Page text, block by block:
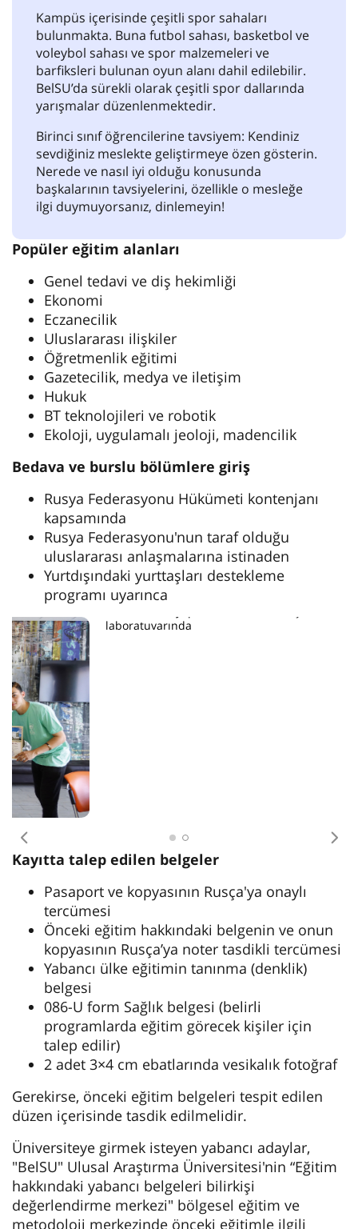
Kampüs içerisinde çeşitli spor sahaları
bulunmakta. Buna futbol sahası, basketbol ve
voleybol sahası ve spor malzemeleri ve
barfiksleri bulunan oyun alanı dahil edilebilir.
BelSU’da sürekli olarak çeşitli spor dallarında
yarışmalar düzenlenmektedir.
Birinci sınıf öğrencilerine tavsiyem: Kendiniz
sevdiğiniz meslekte geliştirmeye özen gösterin.
Nerede ve nasıl iyi olduğu konusunda
başkalarının tavsiyelerini, özellikle o mesleğe
ilgi duymuyorsanız, dinlemeyin!
Popüler eğitim alanları
Genel tedavi ve diş hekimliği
Ekonomi
Eczanecilik
Uluslararası ilişkiler
Öğretmenlik eğitimi
Gazetecilik, medya ve iletişim
Hukuk
BT teknolojileri ve robotik
Ekoloji, uygulamalı jeoloji, madencilik
Bedava ve burslu bölümlere giriş
Rusya Federasyonu Hükümeti kontenjanı
kapsamında
Rusya Federasyonu'nun taraf olduğu
uluslararası anlaşmalarına istinaden
Yurtdışındaki yurttaşları destekleme
programı uyarınca
Hacimli nanoyapılı malzemeleri araştırma
laboratuvarında
Bir önceki sayfaya git Bir
Kayıtta talep edilen belgeler
Pasaport ve kopyasının Rusça'ya onaylı
tercümesi
Önceki eğitim hakkındaki belgenin ve onun
kopyasının Rusça’ya noter tasdikli tercümesi
Yabancı ülke eğitimin tanınma (denklik)
belgesi
086-U form Sağlık belgesi (belirli
programlarda eğitim görecek kişiler için
talep edilir)
2 adet 3×4 cm ebatlarında vesikalık fotoğraf
Gerekirse, önceki eğitim belgeleri tespit edilen
düzen içerisinde tasdik edilmelidir.
Üniversiteye girmek isteyen yabancı adaylar,
"BelSU" Ulusal Araştırma Üniversitesi'nin “Eğitim
hakkındaki yabancı belgeleri bilirkişi
değerlendirme merkezi" bölgesel eğitim ve
metodoloji merkezinde önceki eğitimle ilgili